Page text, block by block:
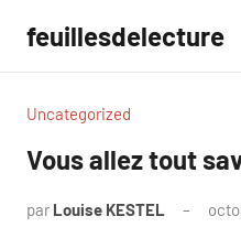
contenu
feuillesdelecture
Uncategorized
Vous allez tout
par Louise KESTEL